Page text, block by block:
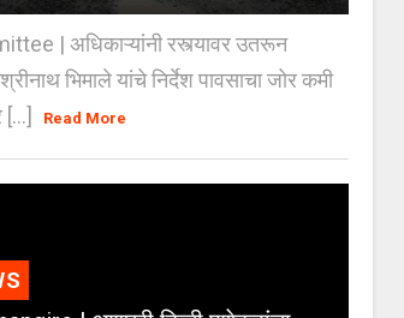
| अधिकाऱ्यांनी रस्त्यावर उतरून
भिमाले यांचे निर्देश पावसाचा जोर कमी
Read More